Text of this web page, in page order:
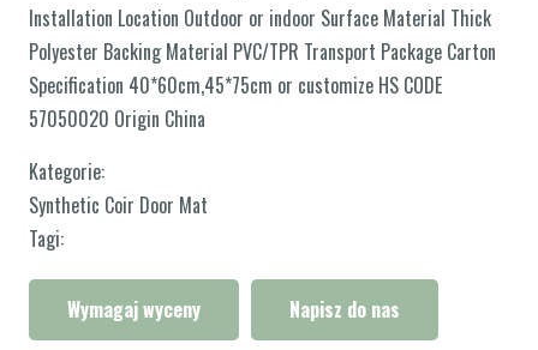
Installation Location Outdoor or indoor Surface Material Thick
Polyester Backing Material PVC/TPR Transport Package Carton
Specification 40*60cm,45*75cm or customize HS CODE
57050020 Origin China
Kategorie:
Synthetic Coir Door Mat
Tagi:
Wymagaj wyceny Napisz do nas